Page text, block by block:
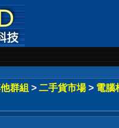
群組 > 二手貨市場 > 電腦